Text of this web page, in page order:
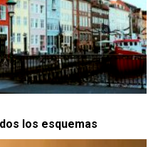
los esquemas